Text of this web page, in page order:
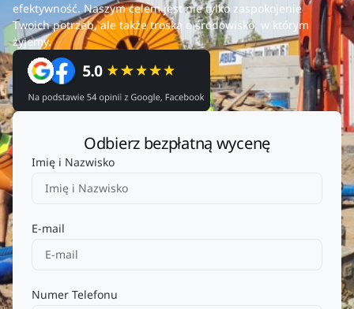
efektywność. Naszym celem jest nie tylko zaspokojenie
Twoich potrzeb, ale także troska o środowisko, w którym
żyjemy.
Odbierz bezpłatną wycenę
Imię i Nazwisko
E-mail
Numer Telefonu